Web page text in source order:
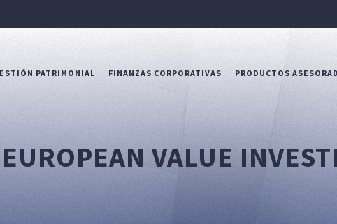
PATRIMONIAL FINANZAS CORPORATIVAS PRODUCTOS
VALUE